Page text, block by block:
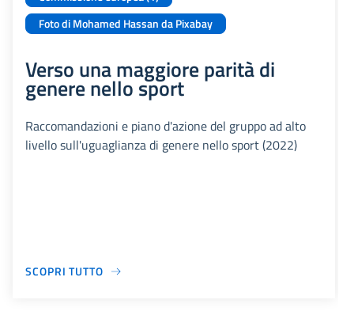
Foto di Mohamed Hassan da Pixabay
Verso una maggiore parità di
genere nello sport
Raccomandazioni e piano d'azione del gruppo ad alto
livello sull'uguaglianza di genere nello sport (2022)
SCOPRI TUTTO